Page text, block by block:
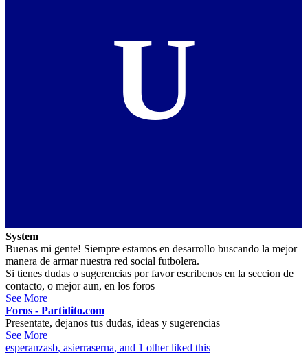
U
System
Buenas mi gente! Siempre estamos en desarrollo buscando la mejor
manera de armar nuestra red social futbolera.
Si tienes dudas o sugerencias por favor escribenos en la seccion de
contacto, o mejor aun, en los foros
See More
Foros - Partidito.com
Presentate, dejanos tus dudas, ideas y sugerencias
See More
esperanzasb, asierraserna, and 1 other liked this